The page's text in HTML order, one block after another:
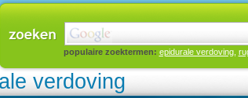
verdoving
populaire zoektermen: epidurale verdoving,